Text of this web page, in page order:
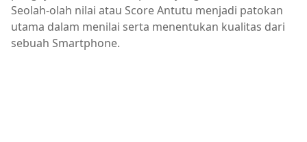
Seolah-olah nilai atau Score Antutu menjadi patokan
utama dalam menilai serta menentukan kualitas dari
sebuah Smartphone.